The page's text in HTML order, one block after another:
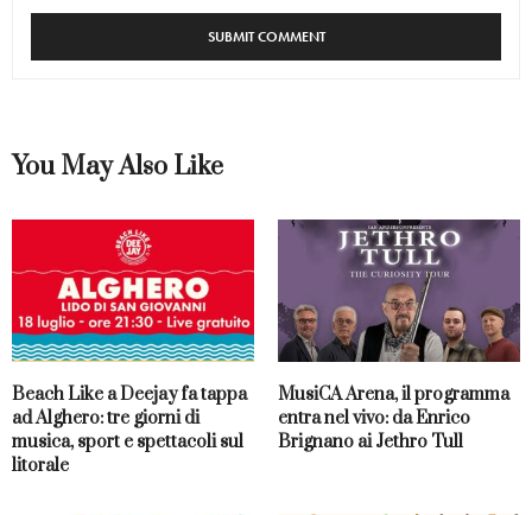
You May Also Like
Beach Like a Deejay fa tappa
ad Alghero: tre giorni di
musica, sport e spettacoli sul
litorale
MusiCA Arena, il programma
entra nel vivo: da Enrico
Brignano ai Jethro Tull